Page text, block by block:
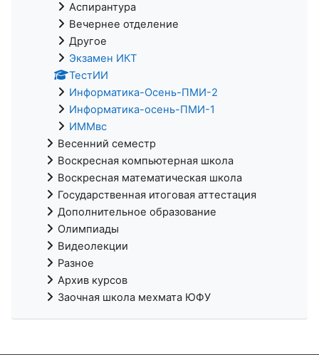
Аспирантура
Вечернее отделение
Другое
Экзамен ИКТ
ТестИИ
Информатика-Осень-ПМИ-2
Информатика-осень-ПМИ-1
ИММвс
Весенний семестр
Воскресная компьютерная школа
Воскресная математическая школа
Государственная итоговая аттестация
Дополнительное образование
Олимпиады
Видеолекции
Разное
Архив курсов
Заочная школа мехмата ЮФУ